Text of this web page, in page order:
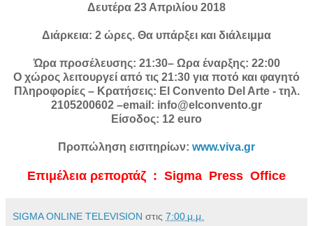
Δευτέρα 23 Απριλίου 2018
Διάρκεια: 2 ώρες. Θα υπάρξει και διάλειμμα
Ώρα προσέλευσης: 21:30– Ωρα έναρξης: 22:00
Ο χώρος λειτουργεί από τις 21:30 για ποτό και φαγητό
Πληροφορίες – Κρατήσεις: El Convento Del Arte - τηλ.
2105200602 –email: info@elconvento.gr
Είσοδος: 12 euro
Προπώληση εισιτηρίων: www.viva.gr
Επιμέλεια ρεπορτάζ : Sigma Press Office
SIGMA ONLINE TELEVISION στις 7:00 μ.μ.